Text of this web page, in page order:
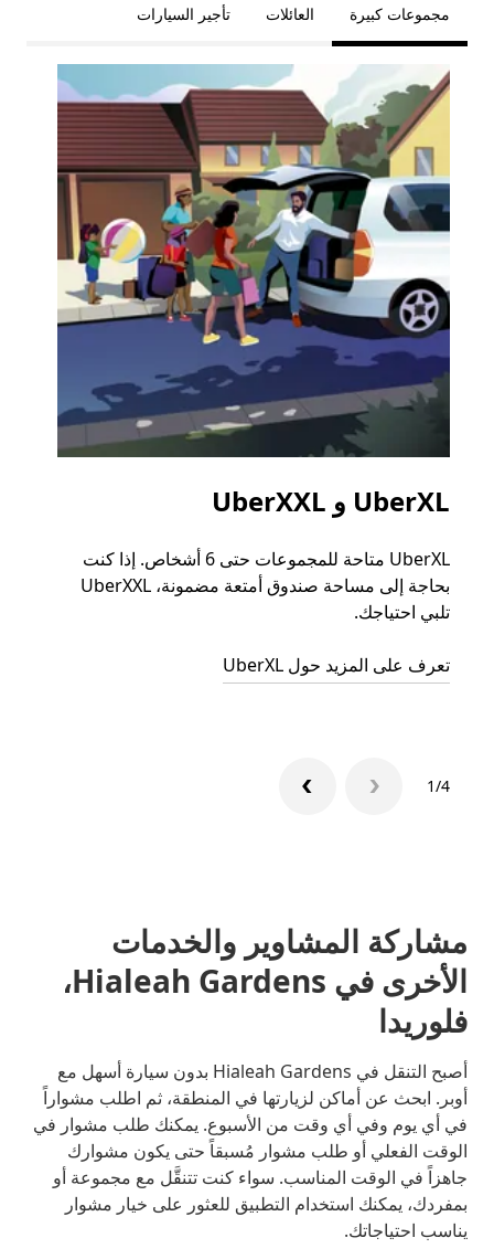
مجموعات كبيرة العائلات تأجير السيارات
UberXL و UberXXL
UberXL متاحة للمجموعات حتى 6 أشخاص. إذا كنت
بحاجة إلى مساحة صندوق أمتعة مضمونة، UberXXL
تلبي احتياجك.
تعرف على المزيد حول UberXL
1/4
مشاركة المشاوير والخدمات
الأخرى في Hialeah Gardens،
فلوريدا
أصبح التنقل في Hialeah Gardens بدون سيارة أسهل مع
أوبر. ابحث عن أماكن لزيارتها في المنطقة، ثم اطلب مشواراً
في أي يوم وفي أي وقت من الأسبوع. يمكنك طلب مشوار في
الوقت الفعلي أو طلب مشوار مُسبقاً حتى يكون مشوارك
جاهزاً في الوقت المناسب. سواء كنت تتنقَّل مع مجموعة أو
بمفردك، يمكنك استخدام التطبيق للعثور على خيار مشوار
يناسب احتياجاتك.